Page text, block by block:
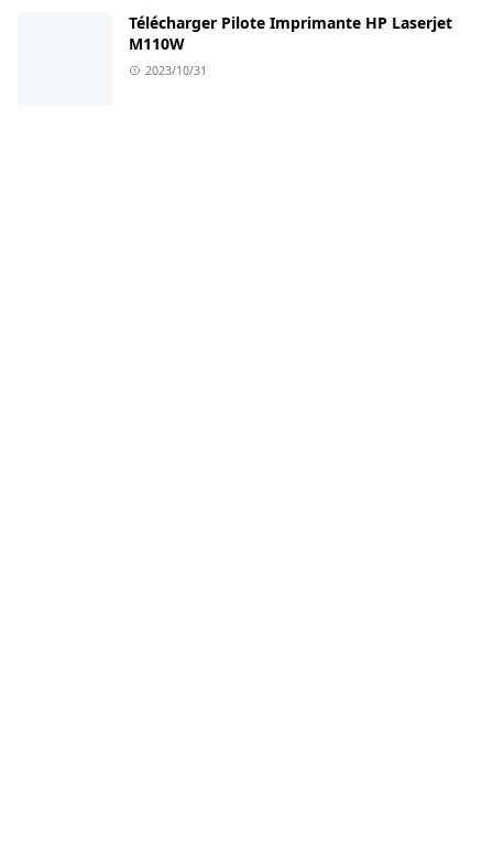
Télécharger Pilote Imprimante HP Laserjet
M110W
2023/10/31